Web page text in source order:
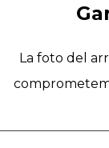
La foto del